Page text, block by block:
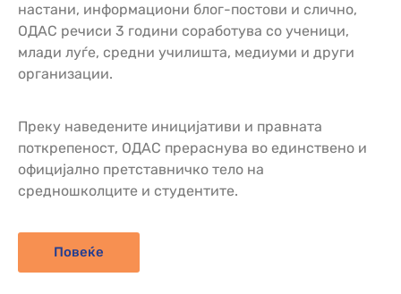
настани, информациони блог-постови и слично,
ОДАС речиси 3 години соработува со ученици,
млади луѓе, средни училишта, медиуми и други
организации.
Преку наведените иницијативи и правната
поткрепеност, ОДАС прераснува во единствено и
официјално претставничко тело на
средношколците и студентите.
Повеќе